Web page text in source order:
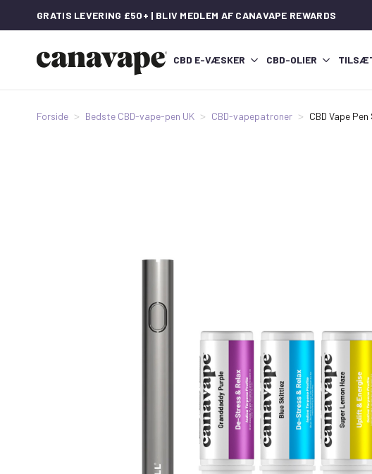
GRATIS LEVERING £50+ | BLIV MEDLEM AF CANAVAPE REWARDS
CBD E-VÆSKER CBD-OLIER
Forside Bedste CBD-vape-pen UK CBD-vapepatroner CBD Vape